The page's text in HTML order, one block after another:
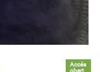
Accés